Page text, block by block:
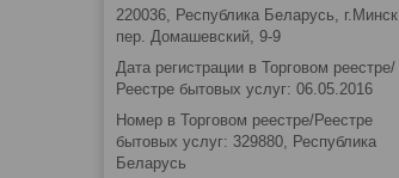
220036, Республика Беларусь, г.Минск,
пер. Домашевский, 9-9
Дата регистрации в Торговом реестре/
Реестре бытовых услуг: 06.05.2016
Номер в Торговом реестре/Реестре
бытовых услуг: 329880, Республика
Беларусь